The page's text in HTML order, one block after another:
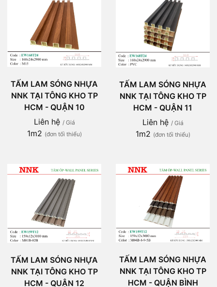
TẤM LAM SÓNG NHỰA
NNK TẠI TÔNG KHO TP
HCM - QUẬN 10
Liên hệ / Giá
1m2 (đơn tối thiểu)
TẤM LAM SÓNG NHỰA
NNK TẠI TÔNG KHO TP
HCM - QUẬN 11
Liên hệ / Giá
1m2 (đơn tối thiểu)
TẤM LAM SÓNG NHỰA
NNK TẠI TÔNG KHO TP
HCM - QUẬN 12
TẤM LAM SÓNG NHỰA
NNK TẠI TÔNG KHO TP
HCM - QUẬN BÌNH